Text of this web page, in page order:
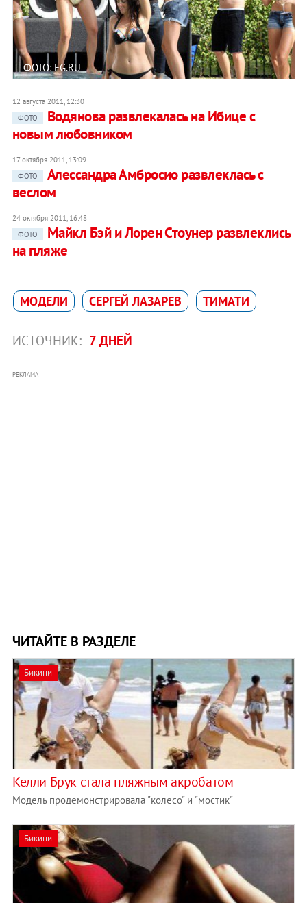
ФОТО: EG.RU
12 августа 2011, 12:30
ФОТО
Водянова развлекалась на Ибице с
новым любовником
17 октября 2011, 13:09
ФОТО
Алессандра Амбросио развлеклась с
веслом
24 октября 2011, 16:48
ФОТО
Майкл Бэй и Лорен Стоунер развлеклись
на пляже
МОДЕЛИ СЕРГЕЙ ЛАЗАРЕВ ТИМАТИ
ИСТОЧНИК: 7 ДНЕЙ
РЕКЛАМА
ЧИТАЙТЕ В РАЗДЕЛЕ
Бикини
Келли Брук стала пляжным акробатом
Модель продемонстрировала "колесо" и "мостик"
Бикини